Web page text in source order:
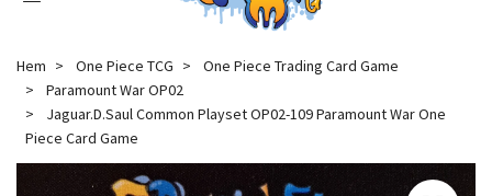
Hem One Piece TCG
One Piece Trading Card Game
Paramount War OP02
Jaguar.D.Saul Common Playset OP02-109 Paramount War One
Piece Card Game